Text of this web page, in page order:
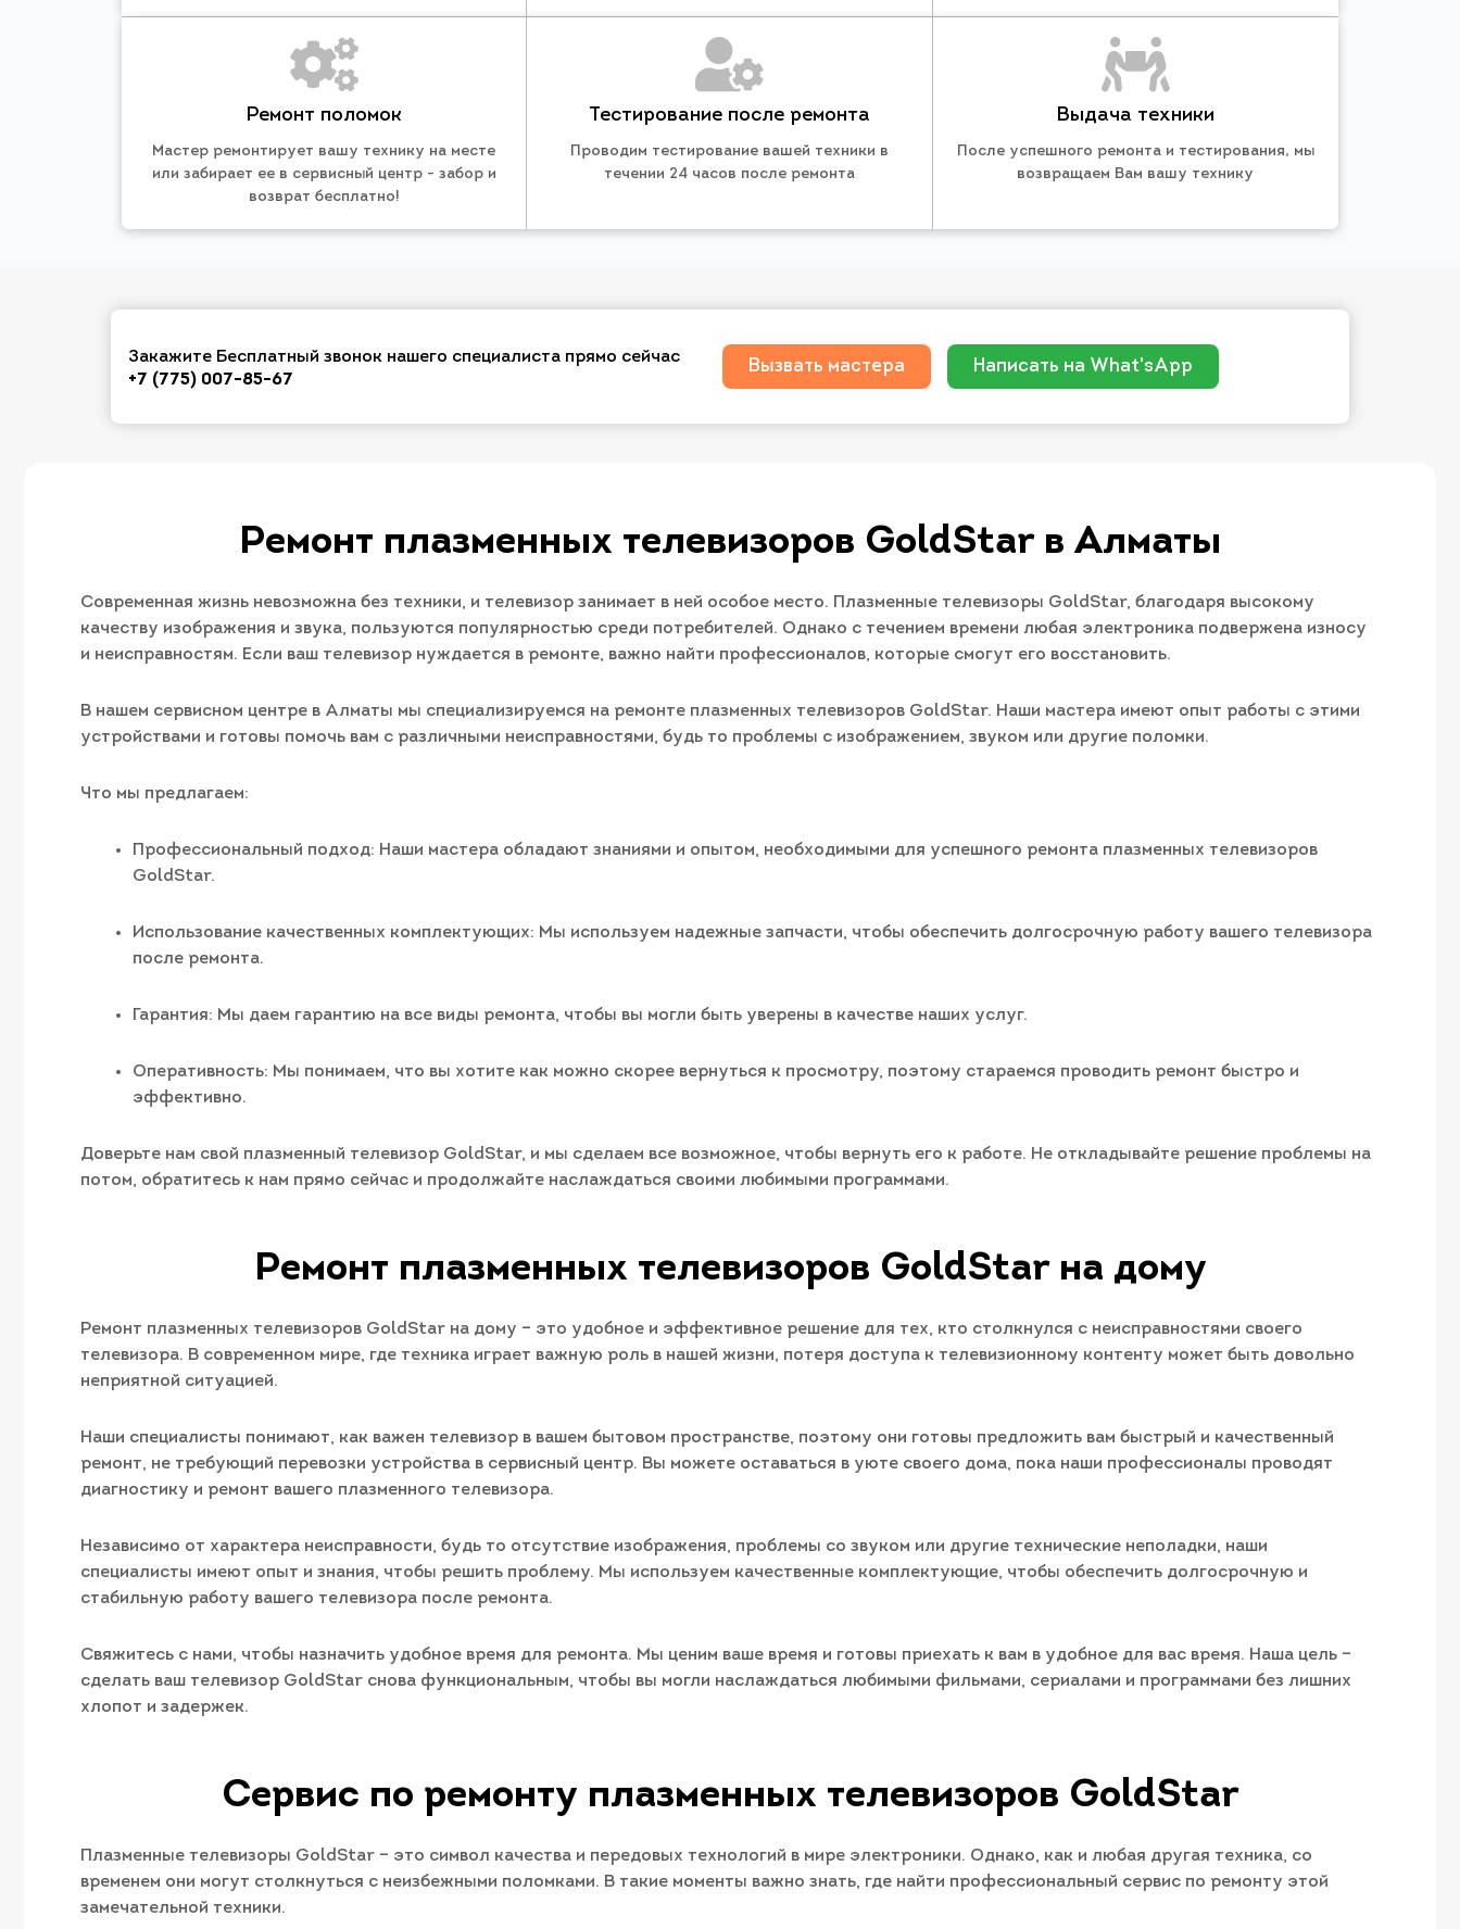
Ремонт поломок
Мастер ремонтирует вашу технику на месте
или забирает ее в сервисный центр - забор и
возврат бесплатно!
Тестирование после ремонта
Проводим тестирование вашей техники в
течении 24 часов после ремонта
Выдача техники
После успешного ремонта и тестирования, мы
возвращаем Вам вашу технику
Закажите Бесплатный звонок нашего специалиста прямо сейчас
+7 (775) 007-85-67
Вызвать мастера Написать на What'sApp
Ремонт плазменных телевизоров GoldStar в Алматы
Современная жизнь невозможна без техники, и телевизор занимает в ней особое место. Плазменные телевизоры GoldStar, благодаря высокому
качеству изображения и звука, пользуются популярностью среди потребителей. Однако с течением времени любая электроника подвержена износу
и неисправностям. Если ваш телевизор нуждается в ремонте, важно найти профессионалов, которые смогут его восстановить.
В нашем сервисном центре в Алматы мы специализируемся на ремонте плазменных телевизоров GoldStar. Наши мастера имеют опыт работы с этими
устройствами и готовы помочь вам с различными неисправностями, будь то проблемы с изображением, звуком или другие поломки.
Что мы предлагаем:
Профессиональный подход: Наши мастера обладают знаниями и опытом, необходимыми для успешного ремонта плазменных телевизоров
GoldStar.
Использование качественных комплектующих: Мы используем надежные запчасти, чтобы обеспечить долгосрочную работу вашего телевизора
после ремонта.
Гарантия: Мы даем гарантию на все виды ремонта, чтобы вы могли быть уверены в качестве наших услуг.
Оперативность: Мы понимаем, что вы хотите как можно скорее вернуться к просмотру, поэтому стараемся проводить ремонт быстро и
эффективно.
Доверьте нам свой плазменный телевизор GoldStar, и мы сделаем все возможное, чтобы вернуть его к работе. Не откладывайте решение проблемы на
потом, обратитесь к нам прямо сейчас и продолжайте наслаждаться своими любимыми программами.
Ремонт плазменных телевизоров GoldStar на дому
Ремонт плазменных телевизоров GoldStar на дому – это удобное и эффективное решение для тех, кто столкнулся с неисправностями своего
телевизора. В современном мире, где техника играет важную роль в нашей жизни, потеря доступа к телевизионному контенту может быть довольно
неприятной ситуацией.
Наши специалисты понимают, как важен телевизор в вашем бытовом пространстве, поэтому они готовы предложить вам быстрый и качественный
ремонт, не требующий перевозки устройства в сервисный центр. Вы можете оставаться в уюте своего дома, пока наши профессионалы проводят
диагностику и ремонт вашего плазменного телевизора.
Независимо от характера неисправности, будь то отсутствие изображения, проблемы со звуком или другие технические неполадки, наши
специалисты имеют опыт и знания, чтобы решить проблему. Мы используем качественные комплектующие, чтобы обеспечить долгосрочную и
стабильную работу вашего телевизора после ремонта.
Свяжитесь с нами, чтобы назначить удобное время для ремонта. Мы ценим ваше время и готовы приехать к вам в удобное для вас время. Наша цель –
сделать ваш телевизор GoldStar снова функциональным, чтобы вы могли наслаждаться любимыми фильмами, сериалами и программами без лишних
хлопот и задержек.
Сервис по ремонту плазменных телевизоров GoldStar
Плазменные телевизоры GoldStar – это символ качества и передовых технологий в мире электроники. Однако, как и любая другая техника, со
временем они могут столкнуться с неизбежными поломками. В такие моменты важно знать, где найти профессиональный сервис по ремонту этой
замечательной техники.